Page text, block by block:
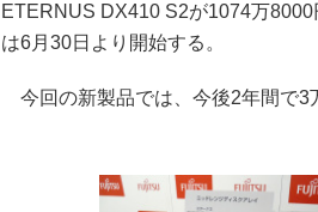
ETERNUS DX410 S2が1074万
は6月30日より開始する。
今回の新製品では、今後2年間で3